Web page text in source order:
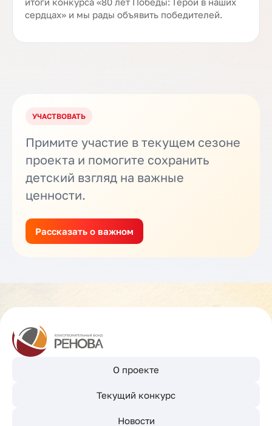
сердцах» и мы рады объявить победителей.
УЧАСТВОВАТЬ
Примите участие в текущем сезоне
проекта и помогите сохранить
детский взгляд на важные
ценности.
Рассказать о важном
О проекте
Текущий конкурс
Новости